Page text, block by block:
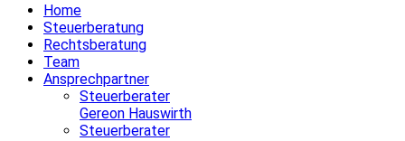
Home
Steuerberatung
Rechtsberatung
Team
Ansprechpartner
Steuerberater
Gereon Hauswirth
Steuerberater